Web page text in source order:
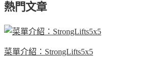
熱門文章
菜單介紹：StrongLifts5x5